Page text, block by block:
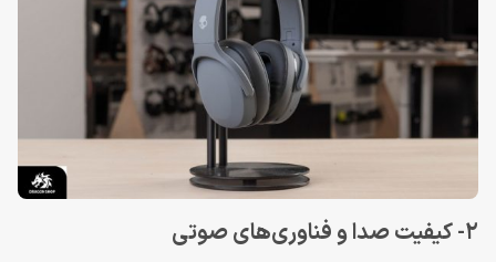
2- کیفیت صدا و فناوری‌های صوتی